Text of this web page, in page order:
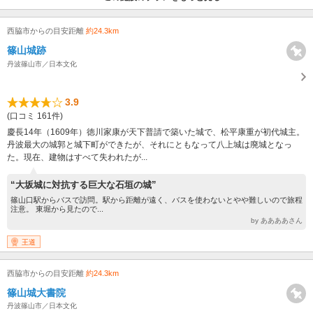
西脇市からの目安距離 約24.3km
篠山城跡
丹波篠山市／日本文化
3.9
(口コミ 161件)
慶長14年（1609年）徳川家康が天下普請で築いた城で、松平康重が初代城主。
丹波最大の城郭と城下町ができたが、それにともなって八上城は廃城となっ
た。現在、建物はすべて失われたが...
“大坂城に対抗する巨大な石垣の城”
篠山口駅からバスで訪問。駅から距離が遠く、バスを使わないとやや難しいので旅程
注意。 東堀から見たので...
by ああああさん
王道
西脇市からの目安距離 約24.3km
篠山城大書院
丹波篠山市／日本文化